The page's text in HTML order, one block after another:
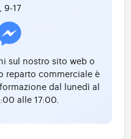
9-17
sul nostro sito web o
reparto commerciale è
dal lunedì al
alle 17:00.